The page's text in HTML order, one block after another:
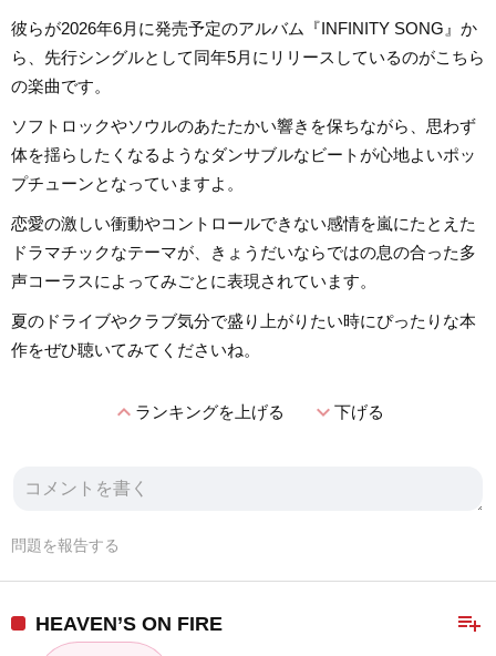
彼らが2026年6月に発売予定のアルバム『INFINITY SONG』か
ら、先行シングルとして同年5月にリリースしているのがこちら
の楽曲です。
ソフトロックやソウルのあたたかい響きを保ちながら、思わず
体を揺らしたくなるようなダンサブルなビートが心地よいポッ
プチューンとなっていますよ。
恋愛の激しい衝動やコントロールできない感情を嵐にたとえた
ドラマチックなテーマが、きょうだいならではの息の合った多
声コーラスによってみごとに表現されています。
夏のドライブやクラブ気分で盛り上がりたい時にぴったりな本
作をぜひ聴いてみてくださいね。
expand_lessランキングを上げる expand_more下げる
問題を報告する
playlist_add
HEAVEN’S ON FIRE